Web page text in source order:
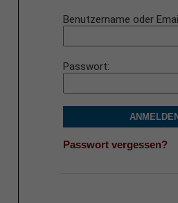
Benutzername oder
Passwort
ANMELDEN
Passwort vergessen?